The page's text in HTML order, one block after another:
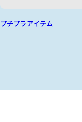
プチプラアイテム